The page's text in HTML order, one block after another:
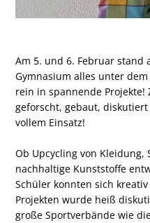
Am 5. und 6. Februar stand
Gymnasium alles unter
rein in spannende Projekte!
geforscht, gebaut,
vollem Einsatz!
Ob Upcycling von
nachhaltige Kunststoffe
Schüler konnten sich
Projekten wurde heiß
große Sportverbände wie